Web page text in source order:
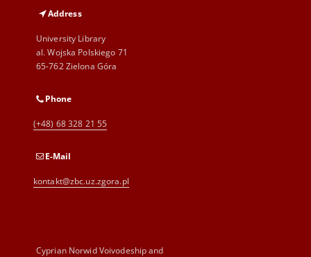
Address
University Library
al. Wojska Polskiego 71
65-762 Zielona Góra
Phone
(+48) 68 328 21 55
E-Mail
kontakt@zbc.uz.zgora.pl
Cyprian Norwid Voivodeship and